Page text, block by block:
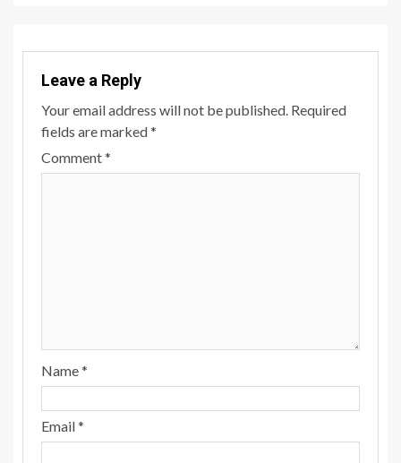
Leave a Reply
Your email address will not be published. Required
fields are marked*
Comment*
Name*
Email*